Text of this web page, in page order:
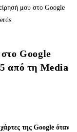
Google
από τη Media
της Google όταν